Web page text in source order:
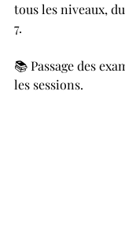
tous les niveaux,
7.
📚 Passage des
les sessions.